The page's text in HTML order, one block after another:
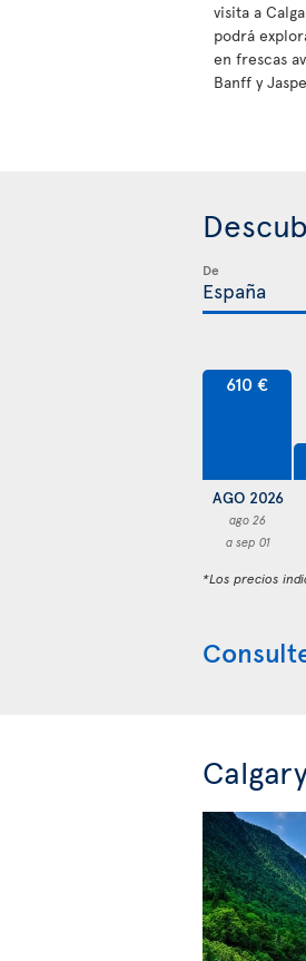
visita a
podrá
en frescas
Banff y
De
610 €
AGO 2026
ago 26
a sep 01
*Los precios